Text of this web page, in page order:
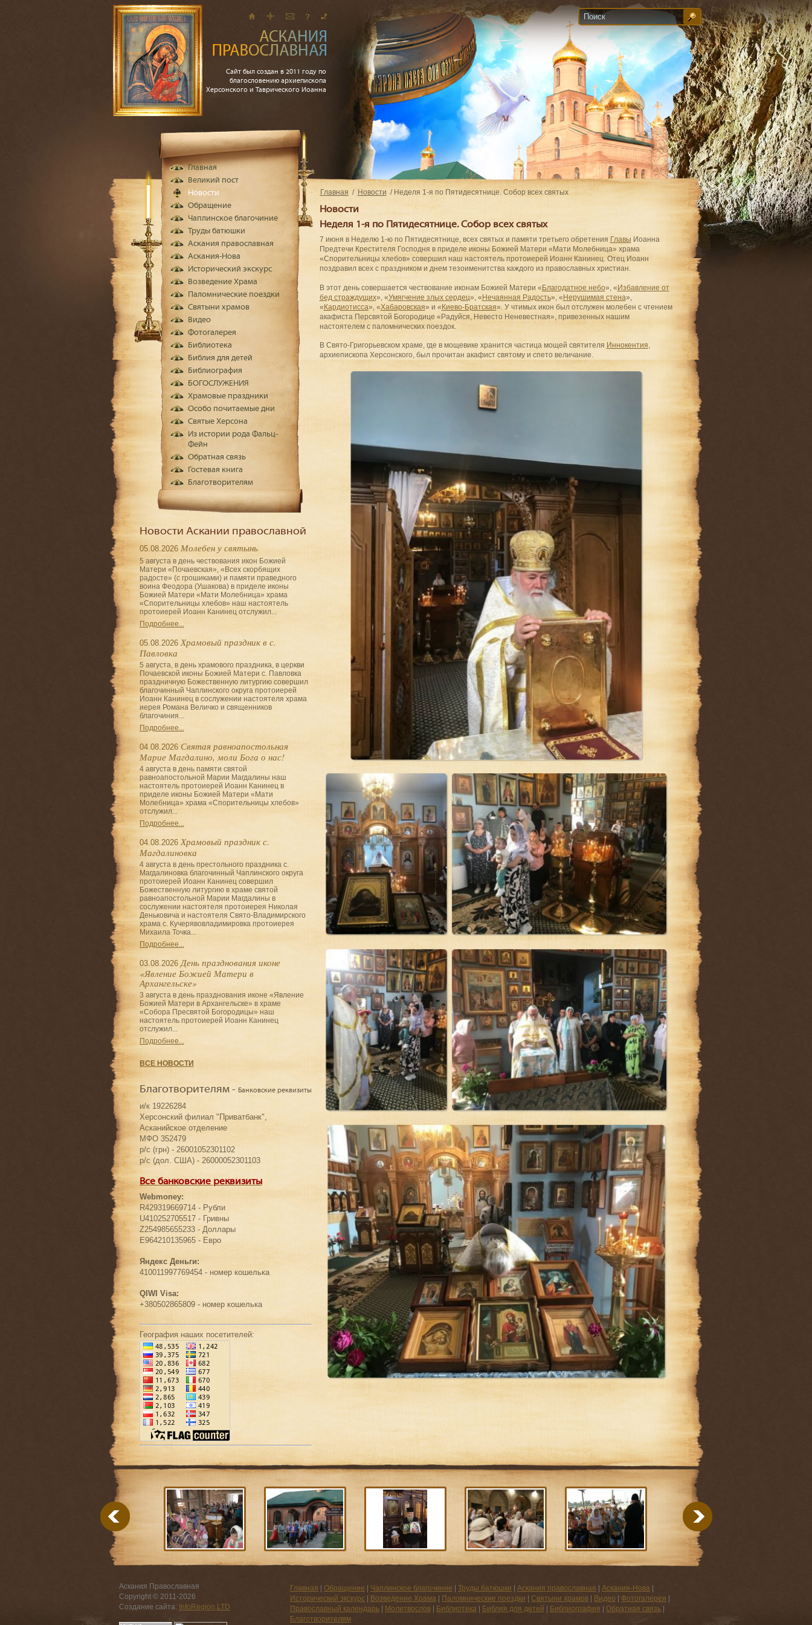
Сайт был создан в 2011 году по
благословению архиепископа
Херсонского и Таврического Иоанна
Главная Новости Неделя 1-я по Пятидесятнице. Собор всех святых
Новости
Неделя 1-я по Пятидесятнице. Собор всех святых
7 июня в Неделю 1-ю по Пятидесятнице, всех святых и памяти третьего обретения Главы Иоанна
Предтечи Крестителя Господня в приделе иконы Божией Матери «Мати Молебница» храма
«Спорительницы хлебов» совершил наш настоятель протоиерей Иоанн Канинец. Отец Иоанн
поздравил всех c праздником и днем тезоименитства каждого из православных христиан.
В этот день совершается чествование иконам Божией Матери «Благодатное небо», «Избавление от
бед страждущих», «Умягчение злых сердец», «Нечаянная Радость», «Нерушимая стена»,
«Кардиотисса», «Хабаровская» и «Киево-Братская». У чтимых икон был отслужен молебен с чтением
акафиста Персвятой Богородице «Радуйся, Невесто Неневестная», привезенных нашим
настоятелем с паломнических поездок.
В Свято-Григорьевском храме, где в мощевике хранится частица мощей святителя Иннокентия,
архиепископа Херсонского, был прочитан акафист святому и спето величание.
Главная
Великий пост
Новости
Обращение
Чаплинское благочиние
Труды батюшки
Аскания православная
Аскания-Нова
Исторический экскурс
Возведение Храма
Паломнические поездки
Святыни храмов
Видео
Фотогалерея
Библиотека
Библия для детей
Библиография
БОГОСЛУЖЕНИЯ
Храмовые праздники
Особо почитаемые дни
Святые Херсона
Из истории рода Фальц-
Фейн
Обратная связь
Гостевая книга
Благотворителям
Новости Аскании православной
05.08.2026 Молебен у святынь
5 августа в день чествования икон Божией
Матери «Почаевская», «Всех скорбящих
радосте» (с грошиками) и памяти праведного
воина Феодора (Ушакова) в приделе иконы
Божией Матери «Мати Молебница» храма
«Спорительницы хлебов» наш настоятель
протоиерей Иоанн Канинец отслужил...
Подробнее...
05.08.2026 Храмовый праздник в с.
Павловка
5 августа, в день храмового праздника, в церкви
Почаевской иконы Божией Матери с. Павловка
праздничную Божественную литургию совершил
благочинный Чаплинского округа протоиерей
Иоанн Канинец в сослужении настоятеля храма
иерея Романа Величко и священников
благочиния...
Подробнее...
04.08.2026 Святая равноапостольная
Марие Магдалино, моли Бога о нас!
4 августа в день памяти святой
равноапостольной Марии Магдалины наш
настоятель протоиерей Иоанн Канинец в
приделе иконы Божией Матери «Мати
Молебница» храма «Спорительницы хлебов»
отслужил...
Подробнее...
04.08.2026 Храмовый праздник с.
Магдалиновка
4 августа в день престольного праздника с.
Магдалиновка благочинный Чаплинского округа
протоиерей Иоанн Канинец совершил
Божественную литургию в храме святой
равноапостольной Марии Магдалины в
сослужении настоятеля протоиерея Николая
Деньковича и настоятеля Свято-Владимирского
храма с. Кучерявовладимировка протоиерея
Михаила Точка...
Подробнее...
03.08.2026 День празднования иконе
«Явление Божией Матери в
Архангельске»
3 августа в день празднования иконе «Явление
Божией Матери в Архангельске» в храме
«Собора Пресвятой Богородицы» наш
настоятель протоиерей Иоанн Канинец
отслужил...
Подробнее...
ВСЕ НОВОСТИ
Благотворителям - Банковские реквизиты
и/к 19226284
Херсонский филиал "Приватбанк",
Асканийское отделение
МФО 352479
р/с (грн) - 26001052301102
р/с (дол. США) - 26000052301103
Все банковские реквизиты
Webmoney:
R429319669714 - Рубли
U410252705517 - Гривны
Z254985655233 - Доллары
E964210135965 - Евро
Яндекс Деньги:
410011997769454 - номер кошелька
QIWI Visa:
+380502865809 - номер кошелька
География наших посетителей:
Аскания Православная
Copyright © 2011-2026
Создание сайта: InfoRegion,LTD
Главная Обращение Чаплинское благочиние Труды батюшки Аскания православная Аскания-Нова
Исторический экскурс
Возведение Храма Паломнические поездки Святыни храмов Видео Фотогалерея
Православный календарь
Молитвослов Библиотека Библия для детей Библиография Обратная связь
Благотворителям